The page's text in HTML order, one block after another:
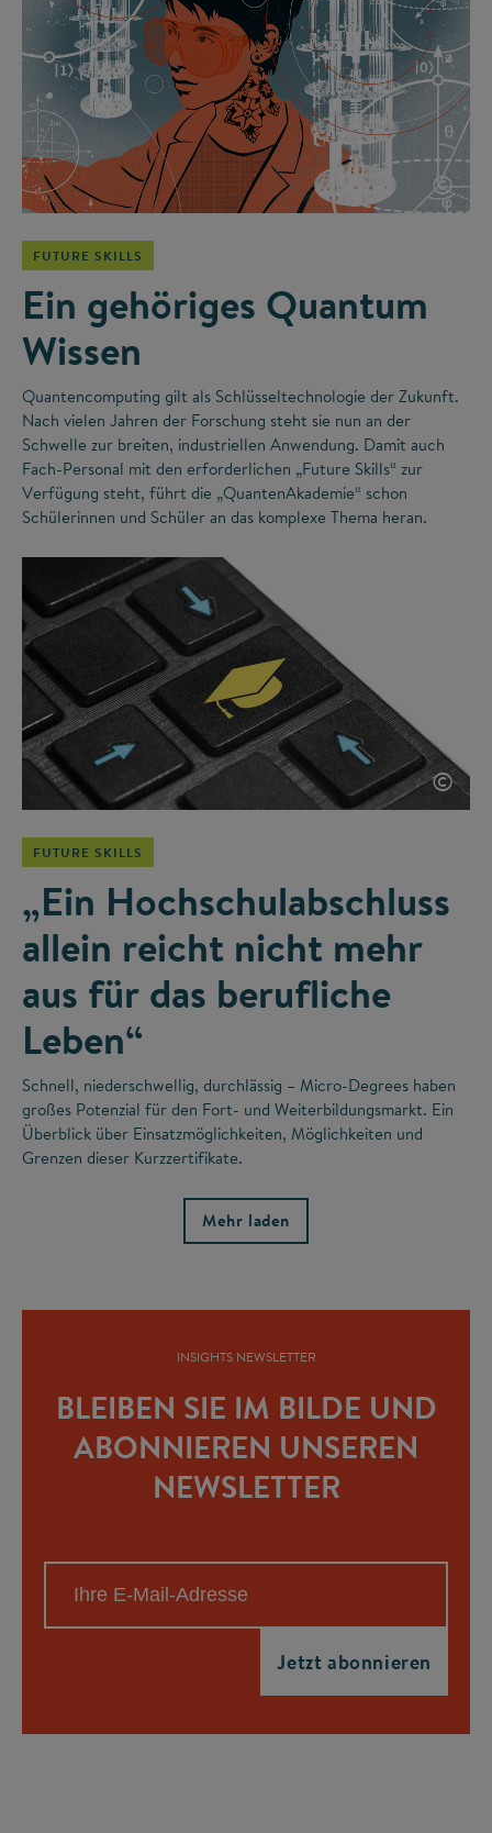
©
FUTURE SKILLS
Ein gehöriges Quantum
Wissen
Quantencomputing gilt als Schlüsseltechnologie der Zukunft.
Nach vielen Jahren der Forschung steht sie nun an der
Schwelle zur breiten, industriellen Anwendung. Damit auch
Fach-Personal mit den erforderlichen „Future Skills“ zur
Verfügung steht, führt die „QuantenAkademie“ schon
Schülerinnen und Schüler an das komplexe Thema heran.
©
FUTURE SKILLS
„Ein Hochschulabschluss
allein reicht nicht mehr
aus für das berufliche
Leben“
Schnell, niederschwellig, durchlässig – Micro-Degrees haben
großes Potenzial für den Fort- und Weiterbildungsmarkt. Ein
Überblick über Einsatzmöglichkeiten, Möglichkeiten und
Grenzen dieser Kurzzertifikate.
Mehr laden
INSIGHTS NEWSLETTER
BLEIBEN SIE IM BILDE UND
ABONNIEREN UNSEREN
NEWSLETTER